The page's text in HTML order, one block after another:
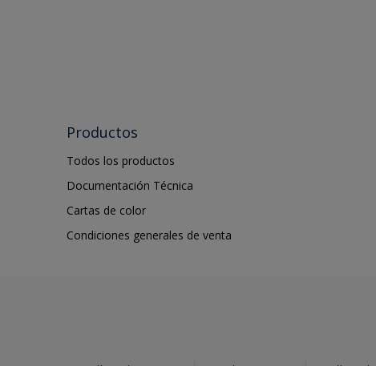
Productos
Todos los productos
Documentación Técnica
Cartas de color
Condiciones generales de venta